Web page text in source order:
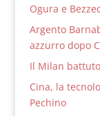
Ogura e
Argento
azzurro dopo
Il Milan
Cina, la
Pechino